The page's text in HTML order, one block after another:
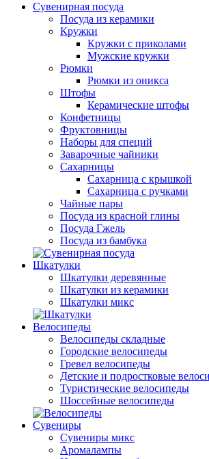
Сувенирная посуда
Посуда из керамики
Кружки
Кружки с приколами
Мужские кружки
Рюмки
Рюмки из оникса
Штофы
Керамические штофы
Конфетницы
Фруктовницы
Наборы для специй
Заварочные чайники
Сахарницы
Сахарница с крышкой
Сахарница с ручками
Чайные пары
Посуда из красной глины
Посуда Гжель
Посуда из бамбука
Шкатулки
Шкатулки деревянные
Шкатулки из керамики
Шкатулки микс
Велосипеды
Велосипеды складные
Городские велосипеды
Гревел велосипеды
Детские и подростковые
Туристические велосипеды
Шоссейные велосипеды
Сувениры
Сувениры микс
Аромалампы